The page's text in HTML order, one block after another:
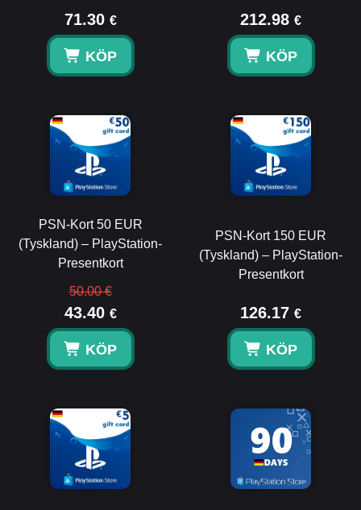
71.30 €
KÖP
212.98 €
KÖP
PSN-Kort 50 EUR
(Tyskland) – PlayStation-
Presentkort
50.00 €
43.40 €
KÖP
PSN-Kort 150 EUR
(Tyskland) – PlayStation-
Presentkort
126.17 €
KÖP